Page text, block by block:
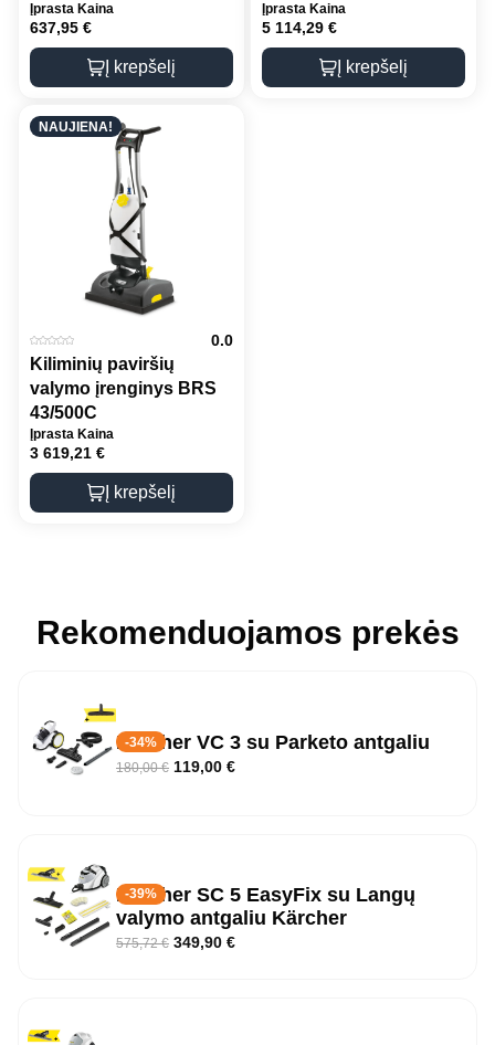
Įprasta Kaina
637,95 €
Į krepšelį
Įprasta Kaina
5 114,29 €
Į krepšelį
NAUJIENA!
0.0
Kiliminių paviršių
valymo įrenginys BRS
43/500C
Įprasta Kaina
3 619,21 €
Į krepšelį
Rekomenduojamos prekės
-34%
Karcher VC 3 su Parketo antgaliu
180,00€ 119,00 €
-39%
Kärcher SC 5 EasyFix su Langų
valymo antgaliu Kärcher
575,72€ 349,90 €